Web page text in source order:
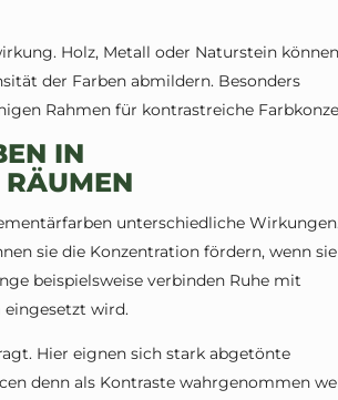
Holz, Metall oder Naturstein
der Farben abmildern. Besonders
Rahmen für kontrastreiche
IN
RÄUMEN
unterschiedliche
sie die Konzentration fördern, wenn sie
beispielsweise verbinden Ruhe mit
eingesetzt wird.
Hier eignen sich stark abgetönte
denn als Kontraste wahrgenommen